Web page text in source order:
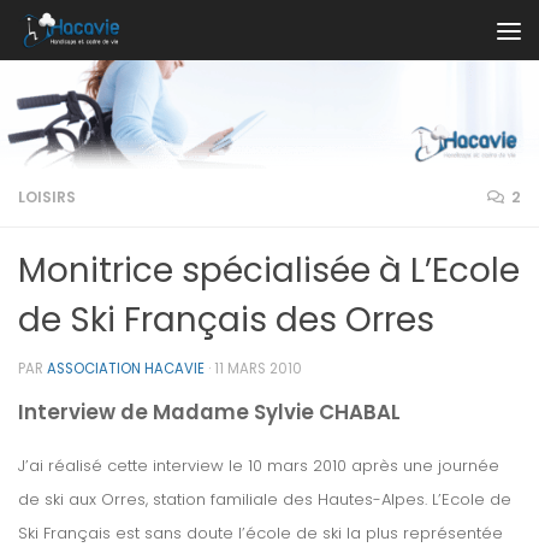
Au dessous du contenu
LOISIRS 2
Monitrice spécialisée à L’Ecole
de Ski Français des Orres
PAR ASSOCIATION HACAVIE · 11 MARS 2010
Interview de Madame Sylvie CHABAL
J’ai réalisé cette interview le 10 mars 2010 après une journée
de ski aux Orres, station familiale des Hautes-Alpes. L’Ecole de
Ski Français est sans doute l’école de ski la plus représentée